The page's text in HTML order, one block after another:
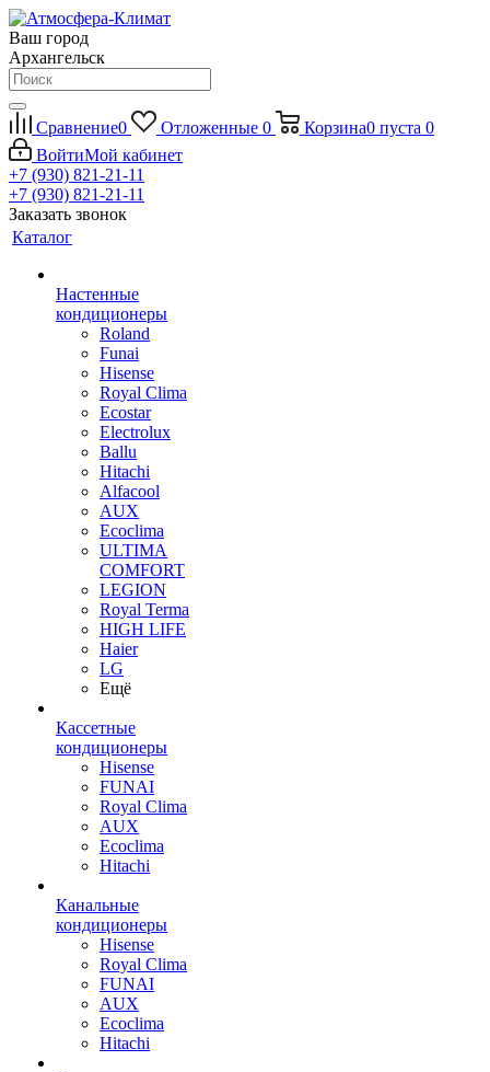
Ваш город
Архангельск
Сравнение0 Отложенные 0 Корзина0 пуста 0
ВойтиМой кабинет
+7 (930) 821-21-11
+7 (930) 821-21-11
Заказать звонок
Каталог
Настенные
кондиционеры
Roland
Funai
Hisense
Royal Clima
Ecostar
Electrolux
Ballu
Hitachi
Alfacool
AUX
Ecoclima
ULTIMA
COMFORT
LEGION
Royal Terma
HIGH LIFE
Haier
LG
Ещё
Кассетные
кондиционеры
Hisense
FUNAI
Royal Clima
AUX
Ecoclima
Hitachi
Канальные
кондиционеры
Hisense
Royal Clima
FUNAI
AUX
Ecoclima
Hitachi